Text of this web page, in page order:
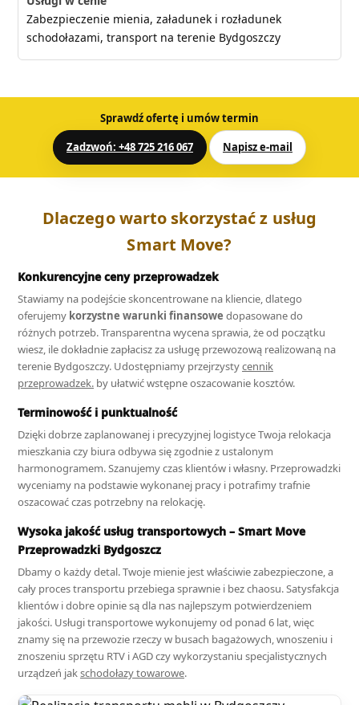
Zabezpieczenie mienia, załadunek i rozładunek
schodołazami, transport na terenie Bydgoszczy
Sprawdź ofertę i umów termin
Zadzwoń: +48 725 216 067
Napisz e-mail
Dlaczego warto skorzystać z usług
Smart Move?
Konkurencyjne ceny przeprowadzek
Stawiamy na podejście skoncentrowane na kliencie, dlatego
oferujemy korzystne warunki finansowe dopasowane do
różnych potrzeb. Transparentna wycena sprawia, że od początku
wiesz, ile dokładnie zapłacisz za usługę przewozową realizowaną na
terenie Bydgoszczy. Udostępniamy przejrzystycennik
przeprowadzek. by ułatwić wstępne oszacowanie kosztów.
Terminowość i punktualność
Dzięki dobrze zaplanowanej i precyzyjnej logistyce Twoja relokacja
mieszkania czy biura odbywa się zgodnie z ustalonym
harmonogramem. Szanujemy czas klientów i własny. Przeprowadzki
wyceniamy na podstawie wykonanej pracy i potrafimy trafnie
oszacować czas potrzebny na relokację.
Wysoka jakość usług transportowych – Smart Move
Przeprowadzki Bydgoszcz
Dbamy o każdy detal. Twoje mienie jest właściwie zabezpieczone, a
cały proces transportu przebiega sprawnie i bez chaosu. Satysfakcja
klientów i dobre opinie są dla nas najlepszym potwierdzeniem
jakości. Usługi transportowe wykonujemy od ponad 6 lat, więc
znamy się na przewozie rzeczy w busach bagażowych, wnoszeniu i
znoszeniu sprzętu RTV i AGD czy wykorzystaniu specjalistycznych
urządzeń jakschodołazy towarowe.